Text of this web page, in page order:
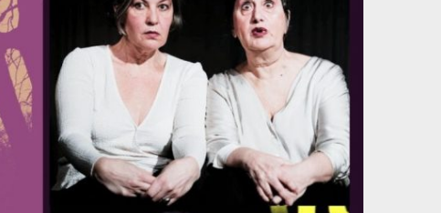
Rendez-vous anti-Linky
Spectacles
Vidéo
RECEVOIR LA LETTRE D’INFOS
Nom*
Email*
ARCHIVES